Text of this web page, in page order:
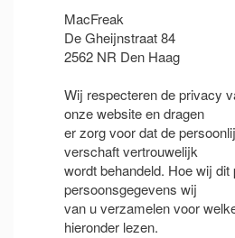
MacFreak
De Gheijnstraat 84
2562 NR Den Haag
Wij respecteren de privacy
onze website en dragen
er zorg voor dat de
verschaft vertrouwelijk
wordt behandeld. Hoe wij
persoonsgegevens wij
van u verzamelen voor
hieronder lezen.